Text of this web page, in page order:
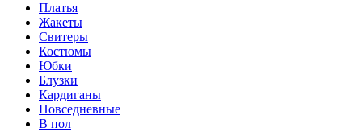
Платья
Жакеты
Свитеры
Костюмы
Юбки
Блузки
Кардиганы
Повседневные
В пол